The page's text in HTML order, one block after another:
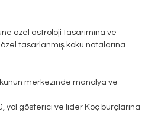
özel astroloji tasarımına ve
tasarlanmış koku notalarına
merkezinde manolya ve
yol gösterici ve lider Koç burçlarına